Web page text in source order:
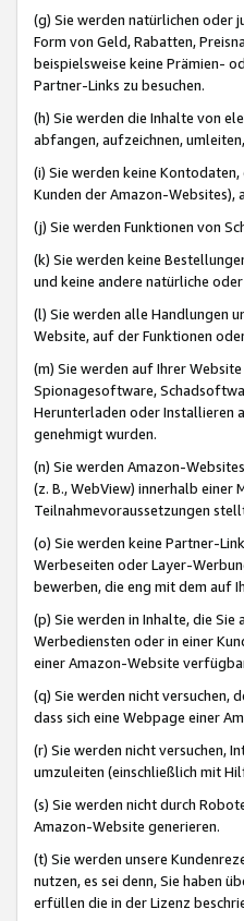
(g) Sie werden natürlichen oder
Form von Geld, Rabatten,
beispielsweise keine Prämien-
Partner-Links zu besuchen.
(h) Sie werden die Inhalte von
abfangen, aufzeichnen,
(i) Sie werden keine
Kunden der Amazon-Websites),
(j) Sie werden Funktionen von
(k) Sie werden keine
und keine andere natürliche
(l) Sie werden alle Handlungen
Website, auf der Funktionen
(m) Sie werden auf Ihrer
Spionagesoftware,
Herunterladen oder Installieren
genehmigt wurden.
(n) Sie werden Amazon-
(z. B., WebView) innerhalb
Teilnahmevoraussetzungen
(o) Sie werden keine Partner-
Werbeseiten oder Layer-
bewerben, die eng mit dem auf
(p) Sie werden in Inhalte, die
Werbediensten oder in einer
einer Amazon-Website
(q) Sie werden nicht versuchen,
dass sich eine Webpage einer
(r) Sie werden nicht versuchen,
umzuleiten (einschließlich mit
(s) Sie werden nicht durch
Amazon-Website generieren.
(t) Sie werden unsere
nutzen, es sei denn, Sie haben
erfüllen die in der Lizenz